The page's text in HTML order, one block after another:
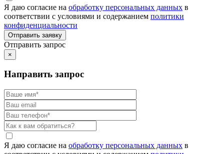
Я даю согласие на обработку персональных данных в
соответствии с условиями и содержанием политики
конфиденциальности
Отправить запрос
×
Направить запрос
Я даю согласие на обработку персональных данных в